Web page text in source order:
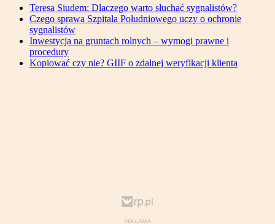
Teresa Siudem: Dlaczego warto słuchać sygnalistów?
Czego sprawa Szpitala Południowego uczy o ochronie
sygnalistów
Inwestycja na gruntach rolnych – wymogi prawne i
procedury
Kopiować czy nie? GIIF o zdalnej weryfikacji klienta